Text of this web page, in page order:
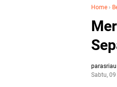
Home ›
parasriau
Sabtu,